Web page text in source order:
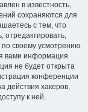
в известность,
сохраняются для
с тем, что
своему усмотрению.
вами информация
не будет открыта
конференции
действия хакеров,
к ней.